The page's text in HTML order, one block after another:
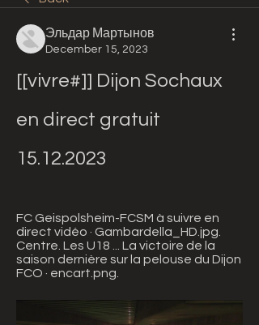
Эльдар Мартынов
December 15, 2023
[[vivre#]] Dijon Sochaux
en direct gratuit
15.12.2023
FC Geispolsheim-FCSM à suivre en
direct vidéo · Gambardella_HD.jpg.
Centre. Les U18 ... La victoire de la
saison dernière sur la pelouse du Dijon
FCO · encart.png.